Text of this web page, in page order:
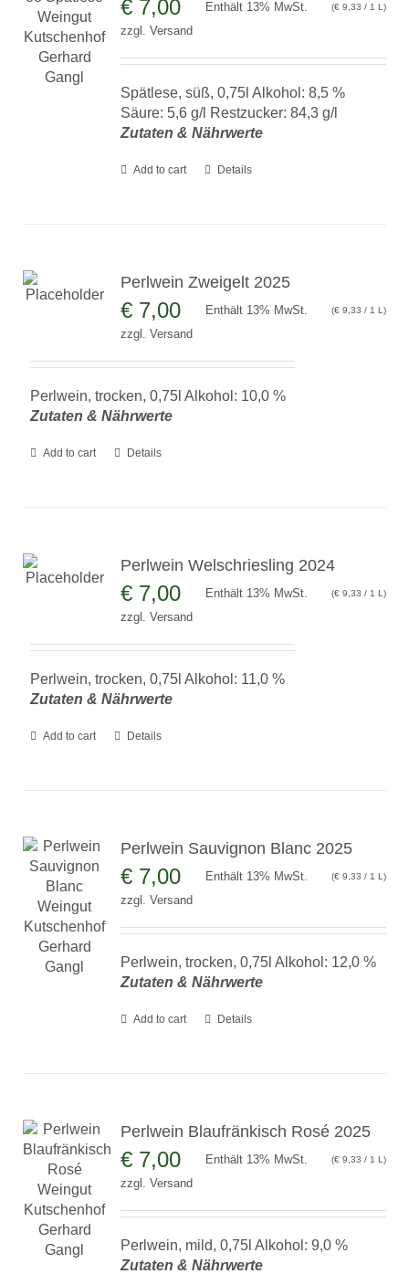
€ 7,00 Enthält 13% MwSt. (€9,33 / 1 L)
zzgl.Versand
Spätlese, süß, 0,75l Alkohol: 8,5 %
Säure: 5,6 g/l Restzucker: 84,3 g/l
Zutaten & Nährwerte
Add to cart Details
Perlwein Zweigelt 2025
€ 7,00 Enthält 13% MwSt. (€9,33 / 1 L)
zzgl.Versand
Perlwein, trocken, 0,75l Alkohol: 10,0 %
Zutaten & Nährwerte
Add to cart Details
Perlwein Welschriesling 2024
€ 7,00 Enthält 13% MwSt. (€9,33 / 1 L)
zzgl.Versand
Perlwein, trocken, 0,75l Alkohol: 11,0 %
Zutaten & Nährwerte
Add to cart Details
Perlwein Sauvignon Blanc 2025
€ 7,00 Enthält 13% MwSt. (€9,33 / 1 L)
zzgl.Versand
Perlwein, trocken, 0,75l Alkohol: 12,0 %
Zutaten & Nährwerte
Add to cart Details
Perlwein Blaufränkisch Rosé 2025
€ 7,00 Enthält 13% MwSt. (€9,33 / 1 L)
zzgl.Versand
Perlwein, mild, 0,75l Alkohol: 9,0 %
Zutaten & Nährwerte